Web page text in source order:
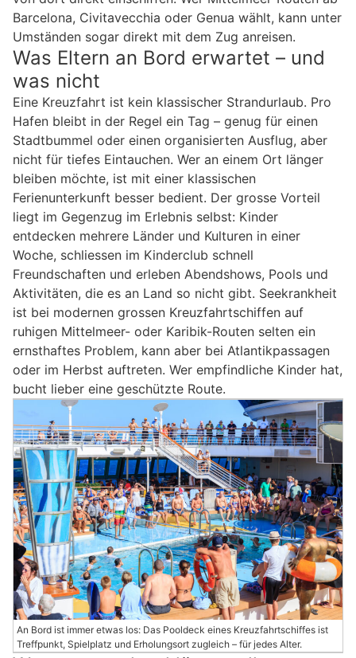
Barcelona, Civitavecchia oder Genua wählt, kann unter
Umständen sogar direkt mit dem Zug anreisen.
Was Eltern an Bord erwartet – und
was nicht
Eine Kreuzfahrt ist kein klassischer Strandurlaub. Pro
Hafen bleibt in der Regel ein Tag – genug für einen
Stadtbummel oder einen organisierten Ausflug, aber
nicht für tiefes Eintauchen. Wer an einem Ort länger
bleiben möchte, ist mit einer klassischen
Ferienunterkunft besser bedient. Der grosse Vorteil
liegt im Gegenzug im Erlebnis selbst: Kinder
entdecken mehrere Länder und Kulturen in einer
Woche, schliessen im Kinderclub schnell
Freundschaften und erleben Abendshows, Pools und
Aktivitäten, die es an Land so nicht gibt. Seekrankheit
ist bei modernen grossen Kreuzfahrtschiffen auf
ruhigen Mittelmeer- oder Karibik-Routen selten ein
ernsthaftes Problem, kann aber bei Atlantikpassagen
oder im Herbst auftreten. Wer empfindliche Kinder hat,
bucht lieber eine geschützte Route.
An Bord ist immer etwas los: Das Pooldeck eines Kreuzfahrtschiffes ist
Treffpunkt, Spielplatz und Erholungsort zugleich – für jedes Alter.